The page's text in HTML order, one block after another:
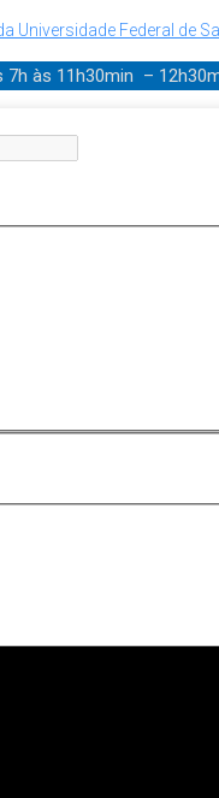
Universidade Federal de
7h às 11h30min –